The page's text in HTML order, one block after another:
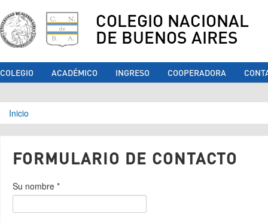
COLEGIO NACIONAL
DE BUENOS AIRES
COLEGIO ACADÉMICO INGRESO COOPERADORA
Se encuentra usted aquí
Inicio
FORMULARIO DE CONTACTO
Su nombre *